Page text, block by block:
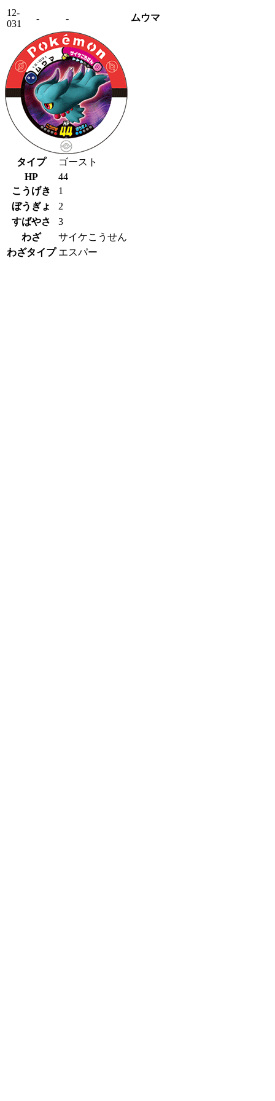
12-
031
- - ムウマ
タイプ
ゴースト
HP
44
こうげき
1
ぼうぎょ
2
すばやさ
3
わざ
サイケこうせん
わざタイプ エスパー